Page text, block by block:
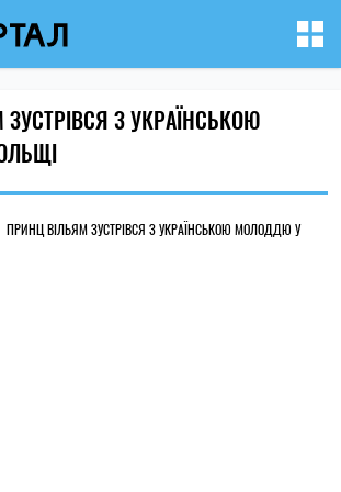
З УКРАЇНСЬКОЮ
ПРИНЦ ВІЛЬЯМ ЗУСТРІВСЯ З УКРАЇНСЬКОЮ МОЛОДДЮ У